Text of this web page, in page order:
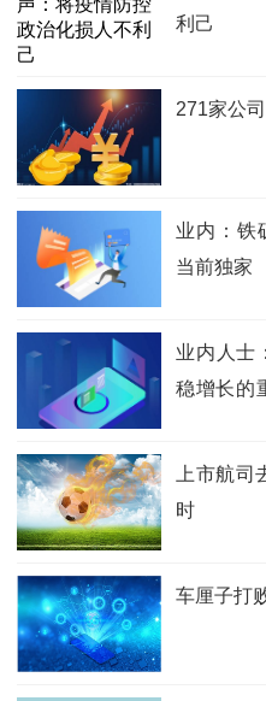
利己
271家公
业内：铁
当前独家
业内人士
稳增长的
上市航
时
车厘子打